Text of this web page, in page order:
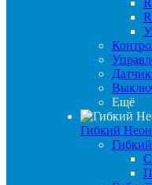
Ещё
Гибкий Неон